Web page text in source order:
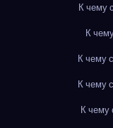
К чему
К
К чему
К чему
К чему